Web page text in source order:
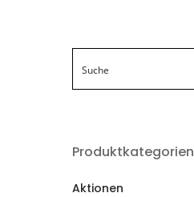
Produktkategorien
Aktionen